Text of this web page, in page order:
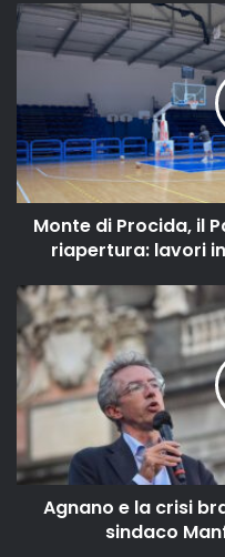
Monte di Procida, il
riapertura: lavori
Agnano e la crisi
sindaco